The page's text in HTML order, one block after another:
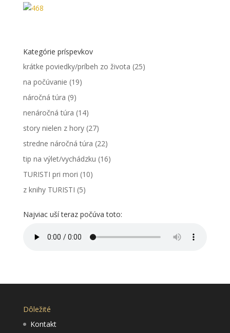
Kategórie príspevkov
krátke poviedky/príbeh zo života (25)
na počúvanie (19)
náročná túra (9)
nenáročná túra (14)
story nielen z hory(27)
stredne náročná túra (22)
tip na výlet/vychádzku (16)
TURISTI pri mori (10)
z knihy TURISTI (5)
Najviac uší teraz počúva toto:
Dôležité
Kontakt